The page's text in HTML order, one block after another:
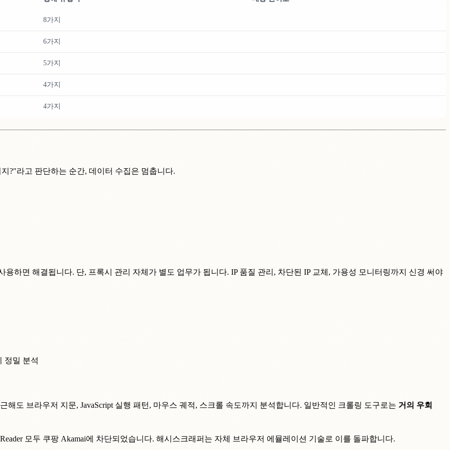
8가지
6가지
5가지
4가지
4가지
?"라고 판단하는 순간, 데이터 수집은 멈춥니다.
하면 해결됩니다. 단, 프록시 관리 자체가 별도 업무가 됩니다. IP 품질 관리, 차단된 IP 교체, 가용성 모니터링까지 신경 써야
정밀 분석
해도 브라우저 지문, JavaScript 실행 패턴, 마우스 궤적, 스크롤 속도까지 분석합니다. 일반적인 크롤링 도구로는 거의 우회
모두 쿠팡 Akamai에 차단되었습니다. 해시스크래퍼는 자체 브라우저 에뮬레이션 기술로 이를 돌파합니다.